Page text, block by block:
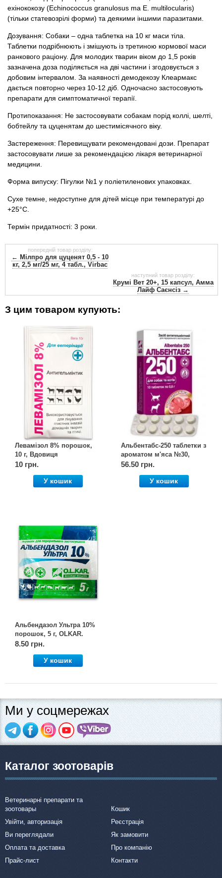
ехінококозу (Echinococcus granulosus ma E. multilocularis)
(тільки статевозрілі форми) та деякими іншими паразитами.
Дозування: Собаки – одна таблетка на 10 кг маси тіла.
Таблетки подрібнюють і змішують із третиною кормової маси
ранкового раціону. Для молодих тварин віком до 1,5 років
зазначена доза поділяється на дві частини і згодовується з
добовим інтервалом. За наявності демодекозу Клеармакс
дається повторно через 10-12 діб. Одночасно застосовують
препарати для симптоматичної терапії.
Протипоказання: Не застосовувати собакам порід коллі, шелті,
бобтейлу та цуценятам до шестимісячного віку.
Застереження: Перевищувати рекомендовані дози. Препарат
застосовувати лише за рекомендацією лікаря ветеринарної
медицини.
Форма випуску: Пігулки №1 у поліетиленових упаковках.
Сухе темне, недоступне для дітей місце при температурі до
+25°С.
Термін придатності: 3 роки.
попередній товар розділу:
← Мілпро для цуценят 0,5 - 10
кг, 2,5 мг/25 мг, 4 табл., Virbac
наступний товар розділу:
Крумі Вет 20+, 15 капсул, Амма
Лайф Саєнсіз →
З цим товаром купують:
Левамізол 8% порошок,
10 г, Вдовиця
10 грн.
У кошик
Альбентабс-250 таблетки з
ароматом м'яса №30,
OLKAR. (Олкар)
56.50 грн.
У кошик
Альбендазол Ультра 10%
порошок, 5 г, OLKAR.
(Олкар)
8.50 грн.
У кошик
Ми у соцмережах
Каталог зоотоварів
Ветеринарні препарати та
зоотовары
Кошик
Увійти, авторизація
Реєстрація
Ви переглядали
Як замовити
Оплата та доставка
Про компанію
Прайс-лист
Контакти